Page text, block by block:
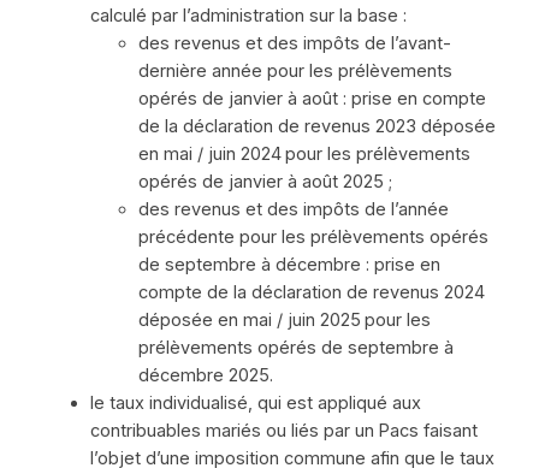
calculé par l’administration sur la base :
des revenus et des impôts de l’avant-
dernière année pour les prélèvements
opérés de janvier à août : prise en compte
de la déclaration de revenus 2023 déposée
en mai / juin 2024 pour les prélèvements
opérés de janvier à août 2025 ;
des revenus et des impôts de l’année
précédente pour les prélèvements opérés
de septembre à décembre : prise en
compte de la déclaration de revenus 2024
déposée en mai / juin 2025 pour les
prélèvements opérés de septembre à
décembre 2025.
le taux individualisé, qui est appliqué aux
contribuables mariés ou liés par un Pacs faisant
l’objet d’une imposition commune afin que le taux